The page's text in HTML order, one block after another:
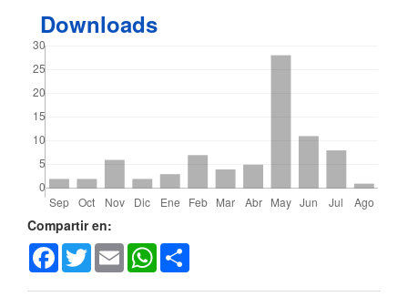
Downloads
Detalles
del
Compartir en:
Facebook
TwitterEmail WhatsApp